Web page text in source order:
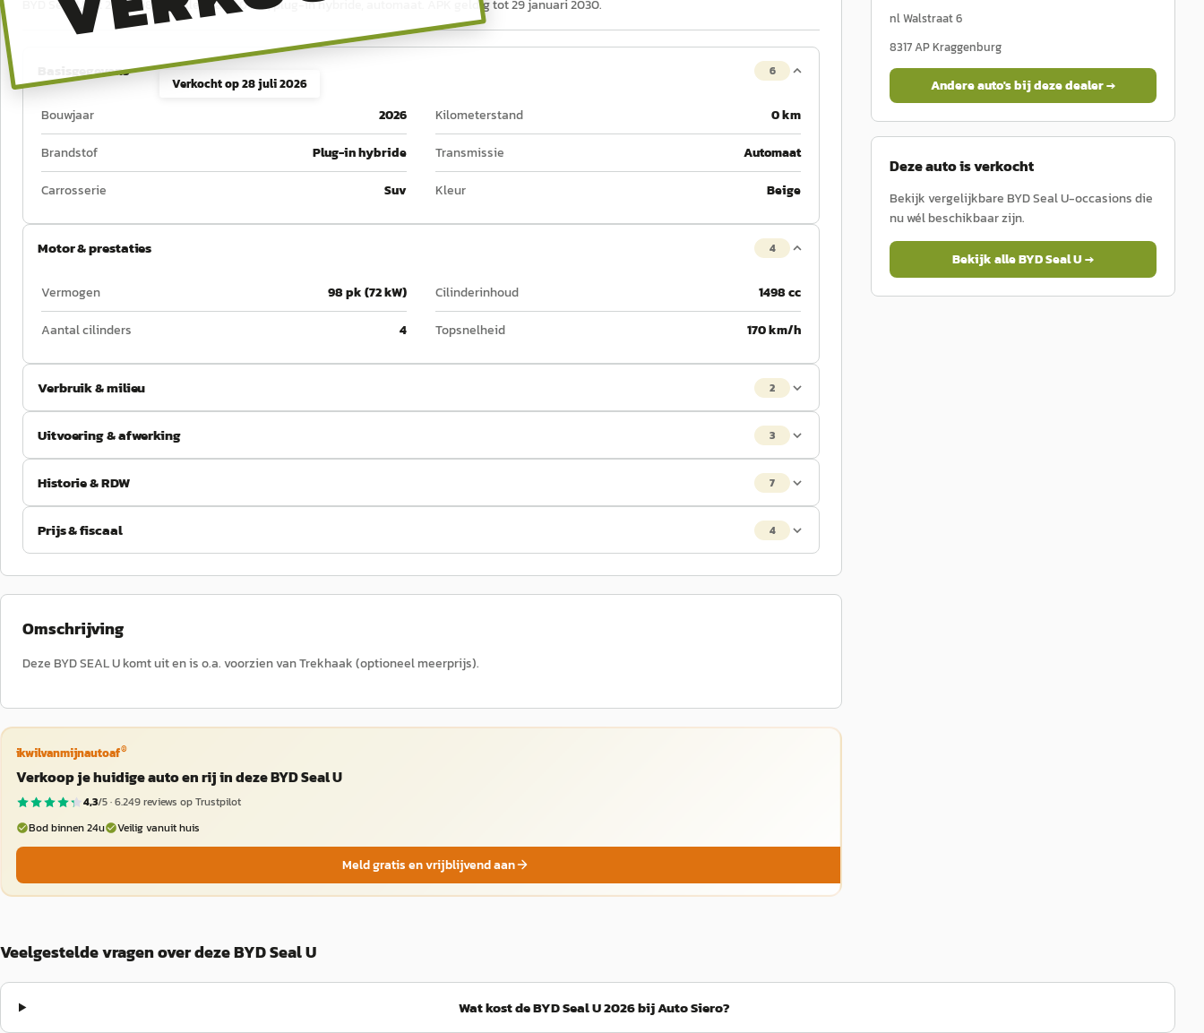
Verkocht op28 juli 2026
BYD Seal U uit 2026, 98 pk, tellerstand 0 km, plug-in hybride, automaat. APK geldig tot 29 januari 2030.
Basisgegevens 6
Bouwjaar 2026 Kilometerstand
0 km
Brandstof
Plug-in hybride Transmissie
Automaat
Carrosserie
Suv Kleur Beige
Motor & prestaties 4
Vermogen 98 pk (72 kW) Cilinderinhoud
1498 cc
Aantal cilinders
4 Topsnelheid 170 km/h
Verbruik & milieu 2
Uitvoering & afwerking 3
Historie & RDW 7
Prijs & fiscaal 4
Omschrijving
Deze BYD SEAL U komt uit en is o.a. voorzien van Trekhaak (optioneel meerprijs).
ikwilvanmijnautoaf®
Verkoop je huidige auto en rij in deze BYD Seal U
4,3/5 ·6.249reviews op Trustpilot
Bod binnen 24u
Veilig vanuit huis
Meld gratis en vrijblijvend aan
nl Walstraat 6
8317 APKraggenburg
Andere auto's bij deze dealer →
Deze auto is verkocht
Bekijk vergelijkbare BYDSeal U-occasions die
nu wél beschikbaar zijn.
Bekijk alleBYDSeal U→
Veelgestelde vragen over deze BYD Seal U
Wat kost de BYD Seal U 2026 bij Auto Siero?